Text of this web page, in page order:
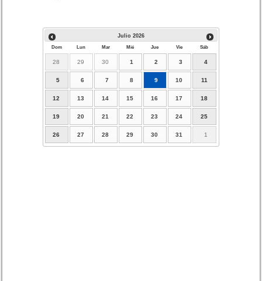
Julio 2026
Dom Lun Mar Mié Jue Vie Sáb
28 29 30 1 2 3 4
5 6 7 8 9 10 11
12 13 14 15 16 17 18
19 20 21 22 23 24 25
26 27 28 29 30 31 1